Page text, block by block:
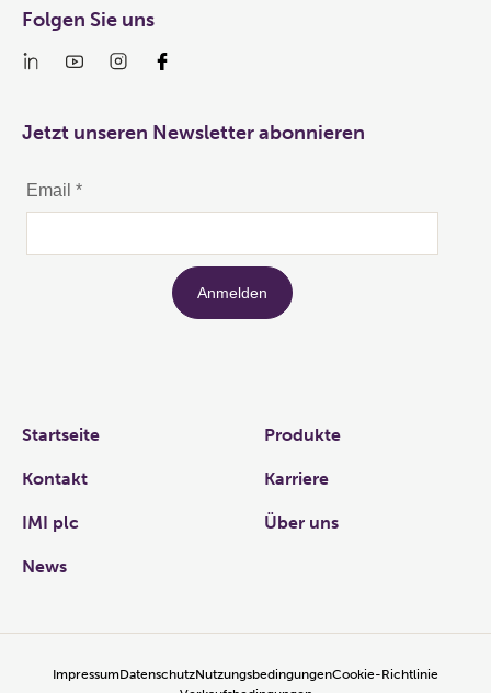
Links
Startseite Produkte
Kontakt Karriere
IMI plc Über uns
News
Folgen Sie uns
Jetzt unseren Newsletter abonnieren
ImpressumDatenschutzNutzungsbedingungenCookie-Richtlinie